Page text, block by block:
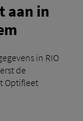
aan in
in RIO
de
Optifleet